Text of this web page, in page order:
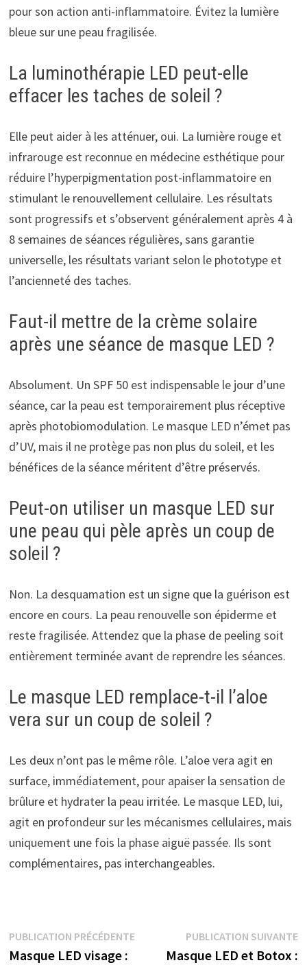
pour son action anti-inflammatoire. Évitez la lumière
bleue sur une peau fragilisée.
La luminothérapie LED peut-elle
effacer les taches de soleil ?
Elle peut aider à les atténuer, oui. La lumière rouge et
infrarouge est reconnue en médecine esthétique pour
réduire l’hyperpigmentation post-inflammatoire en
stimulant le renouvellement cellulaire. Les résultats
sont progressifs et s’observent généralement après 4 à
8 semaines de séances régulières, sans garantie
universelle, les résultats variant selon le phototype et
l’ancienneté des taches.
Faut-il mettre de la crème solaire
après une séance de masque LED ?
Absolument. Un SPF 50 est indispensable le jour d’une
séance, car la peau est temporairement plus réceptive
après photobiomodulation. Le masque LED n’émet pas
d’UV, mais il ne protège pas non plus du soleil, et les
bénéfices de la séance méritent d’être préservés.
Peut-on utiliser un masque LED sur
une peau qui pèle après un coup de
soleil ?
Non. La desquamation est un signe que la guérison est
encore en cours. La peau renouvelle son épiderme et
reste fragilisée. Attendez que la phase de peeling soit
entièrement terminée avant de reprendre les séances.
Le masque LED remplace-t-il l’aloe
vera sur un coup de soleil ?
Les deux n’ont pas le même rôle. L’aloe vera agit en
surface, immédiatement, pour apaiser la sensation de
brûlure et hydrater la peau irritée. Le masque LED, lui,
agit en profondeur sur les mécanismes cellulaires, mais
uniquement une fois la phase aiguë passée. Ils sont
complémentaires, pas interchangeables.
Navigation
PUBLICATION PRÉCÉDENTEPublication
précédente :
Masque LED visage :
PUBLICATION SUIVANTE
Masque LED et Botox :